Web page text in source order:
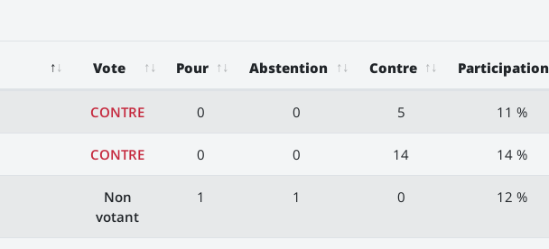
Vote Pour Abstention Contre Participation
CONTRE 0 0 5 11 %
CONTRE 0 0 14 14 %
Non
votant
1 1 0 12 %